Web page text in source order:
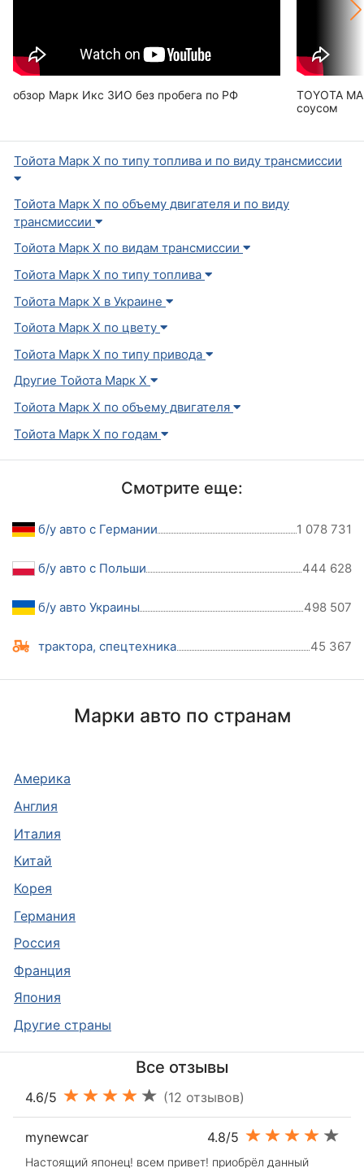
обзор Марк Икс ЗИО без пробега по РФ
TOYOTA
соусом
Тойота Марк X по типу топлива и по виду трансмиссии
Тойота Марк X по объему двигателя и по виду
трансмиссии
Тойота Марк X по видам трансмиссии
Тойота Марк X по типу топлива
Тойота Марк X в Украине
Тойота Марк X по цвету
Тойота Марк X по типу привода
Другие Тойота Марк X
Тойота Марк X по объему двигателя
Тойота Марк X по годам
Смотрите еще:
б/у авто с Германии 1 078 731
б/у авто с Польши 444 628
б/у авто Украины 498 507
трактора, спецтехника 45 367
Марки авто по странам
Америка
Англия
Италия
Китай
Корея
Германия
Россия
Франция
Япония
Другие страны
Все отзывы
4.6/5 (12 отзывов)
mynewcar 4.8/5
Настоящий японец! всем привет! приобрёл данный